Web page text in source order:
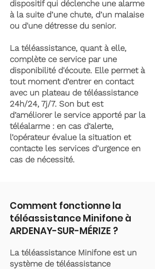
dispositif qui déclenche une alarme
à la suite d’une chute, d’un malaise
ou d'une détresse du senior.
La téléassistance, quant à elle,
complète ce service par une
disponibilité d'écoute. Elle permet à
tout moment d’entrer en contact
avec un plateau de téléassistance
24h/24, 7j/7. Son but est
d’améliorer le service apporté par la
téléalarme : en cas d’alerte,
l’opérateur évalue la situation et
contacte les services d’urgence en
cas de nécessité.
Comment fonctionne la
téléassistance Minifone à
ARDENAY-SUR-MÉRIZE ?
La téléassistance Minifone est un
système de téléassistance